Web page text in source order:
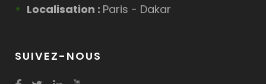
Localisation : Paris - Dakar
SUIVEZ-NOUS